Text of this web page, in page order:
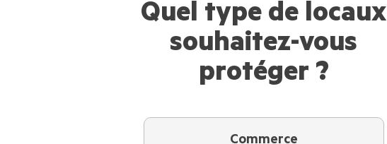
Quel type de locaux
souhaitez-vous
protéger ?